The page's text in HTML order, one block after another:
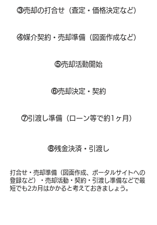
③売却の打合せ（査定・価格決定など）
④媒介契約・売却準備（図面作成など）
⑤売却活動開始
⑥売却決定・契約
⑦引渡し準備（ローン等で約1ヶ月）
打合せ・売却準備（図面作成、ポータルサイトへの
登録など）・売却活動・契約・引渡し準備などで最
短でも2カ月はかかると考えておきましょう。
⑧​残金決済・引渡し